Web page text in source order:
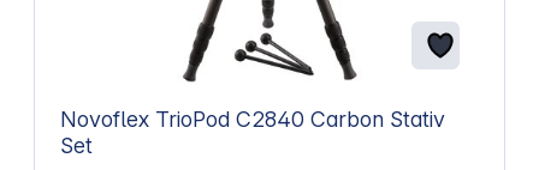
Novoflex TrioPod C2840 Carbon Stativ
Set